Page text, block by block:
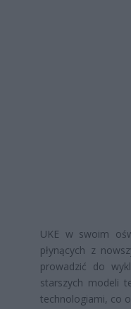
UKE w swoim
płynących z
prowadzić do
starszych modeli
technologiami, co